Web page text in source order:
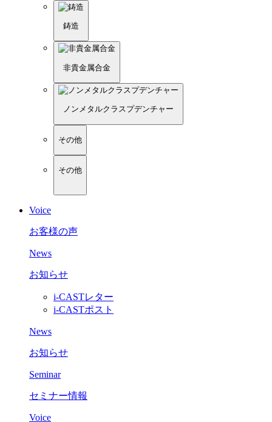
鋳造
非貴金属合金
ノンメタルクラスプデンチャー
その他
その他
Voice
お客様の声
News
お知らせ
i-CASTレター
i-CASTポスト
News
お知らせ
Seminar
セミナー情報
Voice